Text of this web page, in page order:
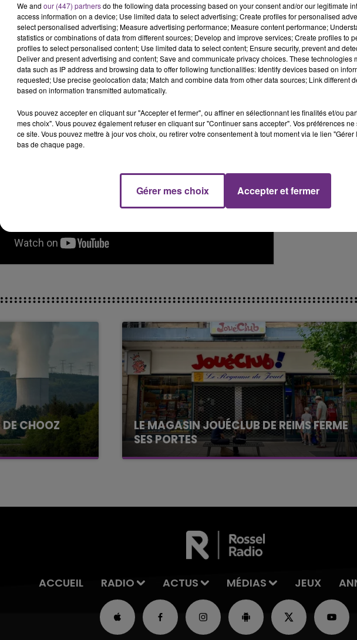
dans sa vidéo, Ava Max tente d’empoisonner son amoureux infidèle avant
d’une hache.
DE CHOOZ
la centrale
LE MAGASIN JOUÉCLUB DE REIMS FERME
SES PORTES
C'était l'une des institutions du centre-ville
ACCUEIL RADIO ACTUS MÉDIAS JEUX
We and our (447) partnersdo the following data processing based on your consent and/or our legitimate
access information on a device; Use limited data to select advertising; Create profiles for personalised
select personalised advertising; Measure advertising performance; Measure content performance;
statistics or combinations of data from different sources; Develop and improve services; Create profiles to
profiles to select personalised content; Use limited data to select content; Ensure security, prevent and
Deliver and present advertising and content; Save and communicate privacy choices. These technologies
data such as IP address and browsing data to offer following functionalities: Identify devices based on
requested; Use precise geolocation data; Match and combine data from other data sources; Link different
based on information transmitted automatically.
Vous pouvez accepter en cliquant sur "Accepter et fermer", ou affiner en sélectionnant les finalités et/ou
mes choix". Vous pouvez également refuser en cliquant sur "Continuer sans accepter". Vos préférences
ce site. Vous pouvez mettre à jour vos choix, ou retirer votre consentement à tout moment via le lien
bas de chaque page.
Gérer mes choix Accepter et fermer